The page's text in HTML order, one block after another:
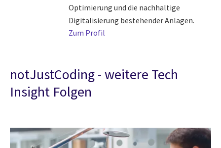
Optimierung und die nachhaltige
Digitalisierung bestehender Anlagen.
Zum Profil
notJustCoding - weitere Tech
Insight Folgen